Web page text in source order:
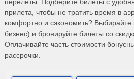
прилета, чтобы не тратить время в
комфортно и сэкономить? Выбирайте
бизнес) и бронируйте билеты со
Оплачивайте часть стоимости
рассрочки.